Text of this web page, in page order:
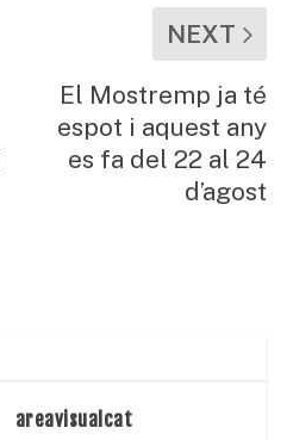
NEXT
El Mostremp ja té
espot i aquest any
es fa del 22 al 24
d’agost
areavisualcat